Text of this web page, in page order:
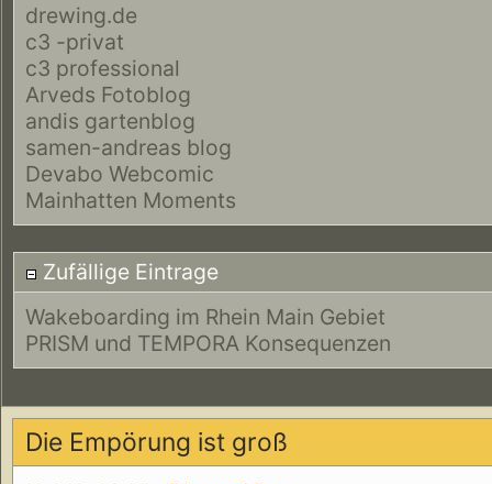
drewing.de
c3 -privat
c3 professional
Arveds Fotoblog
andis gartenblog
samen-andreas blog
Devabo Webcomic
Mainhatten Moments
Zufällige Eintrage
Wakeboarding im Rhein Main Gebiet
PRISM und TEMPORA Konsequenzen
Die Empörung ist groß